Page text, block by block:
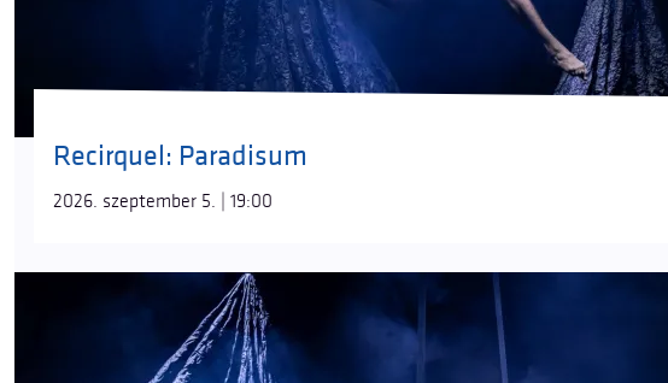
Recirquel: Paradisum
2026. szeptember 5. | 19:00